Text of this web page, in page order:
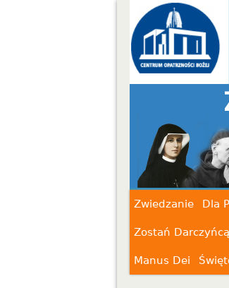
Zwiedzanie Dla
Zostań Darczyńcą
Manus Dei